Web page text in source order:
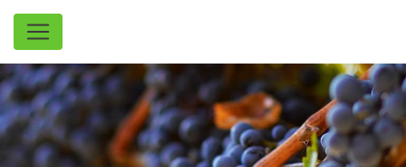
Panneau de gestion des cookies